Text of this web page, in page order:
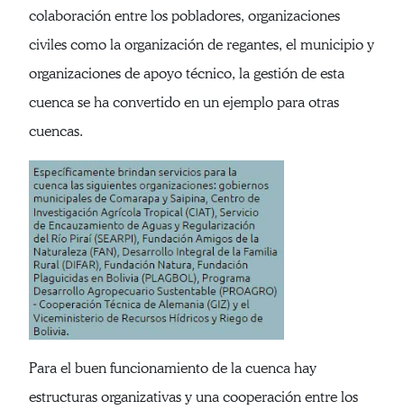
colaboración entre los pobladores, organizaciones
civiles como la organización de regantes, el municipio y
organizaciones de apoyo técnico, la gestión de esta
cuenca se ha convertido en un ejemplo para otras
cuencas.
Para el buen funcionamiento de la cuenca hay
estructuras organizativas y una cooperación entre los